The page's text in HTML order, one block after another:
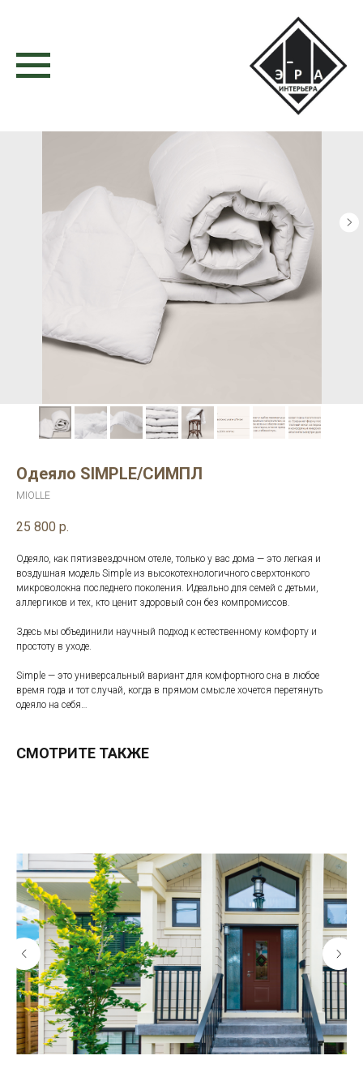
Одеяло SIMPLE/СИМПЛ
MIOLLE
25 800 р.
Одеяло, как пятизвездочном отеле, только у вас дома — это легкая и
воздушная модель Simple из высокотехнологичного сверхтонкого
микроволокна последнего поколения. Идеально для семей с детьми,
аллергиков и тех, кто ценит здоровый сон без компромиссов.
Здесь мы объединили научный подход к естественному комфорту и
простоту в уходе.
Simple — это универсальный вариант для комфортного сна в любое
время года и тот случай, когда в прямом смысле хочется перетянуть
одеяло на себя…
СМОТРИТЕ ТАКЖЕ